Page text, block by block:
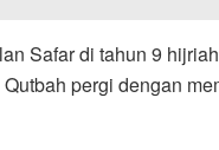
Safar di tahun 9
pergi dengan